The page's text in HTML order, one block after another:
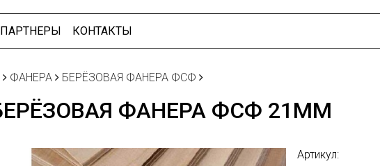
КОНТАКТЫ
ФАНЕРА БЕРЁЗОВАЯ ФАНЕРА ФСФ
ФАНЕРА ФСФ 21ММ
Артикул: